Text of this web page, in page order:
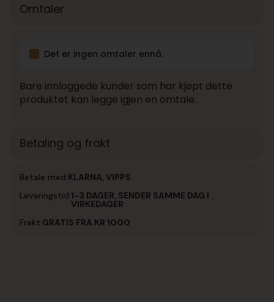
Omtaler
Det er ingen omtaler ennå.
Bare innloggede kunder som har kjøpt dette
produktet kan legge igjen en omtale.
Betaling og frakt
Betale med:KLARNA, VIPPS
Leveringstid:1-3 DAGER, SENDER SAMME DAG I
VIRKEDAGER
Frakt:GRATIS FRA KR 1000